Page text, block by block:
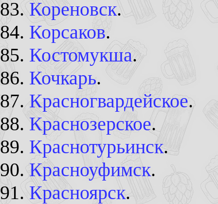
Кореновск.
Корсаков.
Костомукша.
Кочкарь.
Красногвардейское.
Краснозерское.
Краснотурьинск.
Красноуфимск.
Красноярск.